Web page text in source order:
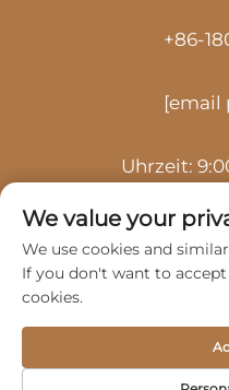
+86-
[email
Uhrzeit:
Automobile Service
Produkte
We value your
We use cookies and
If you don't want to
cookies.